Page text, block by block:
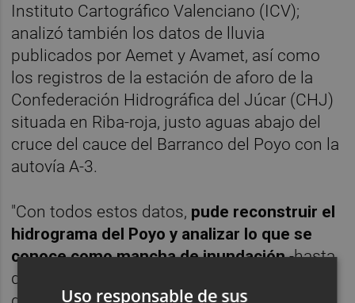
Instituto Cartográfico Valenciano (ICV);
analizó también los datos de lluvia
publicados por Aemet y Avamet, así como
los registros de la estación de aforo de la
Confederación Hidrográfica del Júcar (CHJ)
situada en Riba-roja, justo aguas abajo del
cruce del cauce del Barranco del Poyo con la
autovía A-3.
"Con todos estos datos, pude reconstruir el
hidrograma del Poyo y analizar lo que se
conoce como mancha de inundación-hasta
dónde llegaba el agua- y el comportamiento
Uso responsable de sus